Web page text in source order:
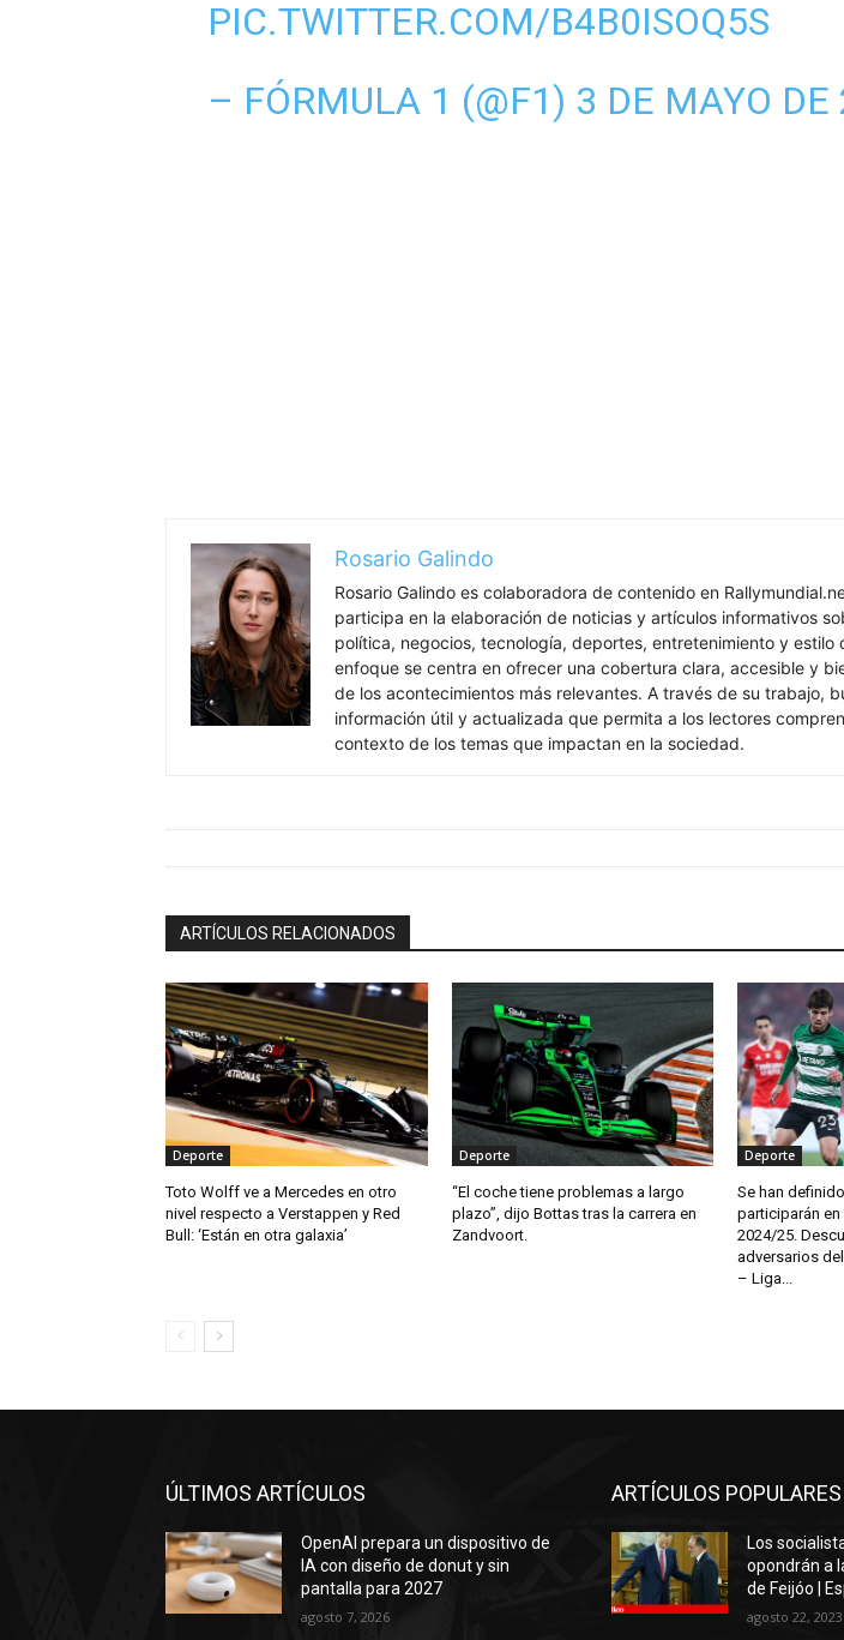
PIC.TWITTER.COM/B4B0ISOQ5S
– FÓRMULA 1 (@F1) 3 DE MAYO
Rosario Galindo
Rosario Galindo es colaboradora de contenido en
participa en la elaboración de noticias y artículos informativos
política, negocios, tecnología, deportes, entretenimiento y estilo
enfoque se centra en ofrecer una cobertura clara, accesible y
de los acontecimientos más relevantes. A través de su trabajo,
información útil y actualizada que permita a los lectores
contexto de los temas que impactan en la sociedad.
ARTÍCULOS RELACIONADOS
Deporte
Toto Wolff ve a Mercedes en otro
nivel respecto a Verstappen y Red
Bull: ‘Están en otra galaxia’
Deporte
“El coche tiene problemas a largo
plazo”, dijo Bottas tras la carrera en
Zandvoort.
Deporte
Se han
participarán
2024/25.
adversarios
– Liga...
ÚLTIMOS ARTÍCULOS
OpenAI prepara un dispositivo de
IA con diseño de donut y sin
pantalla para 2027
agosto 7, 2026
ARTÍCULOS POPULARES
Los
opondrán a
de Feijóo |
agosto 22, 2023